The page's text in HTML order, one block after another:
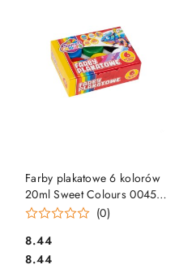
Farby plakatowe 6 kolorów
20ml Sweet Colours 00454
OTOCKI
(0)
Cena:
8.44
Cena:
8.44
DO KOSZYKA